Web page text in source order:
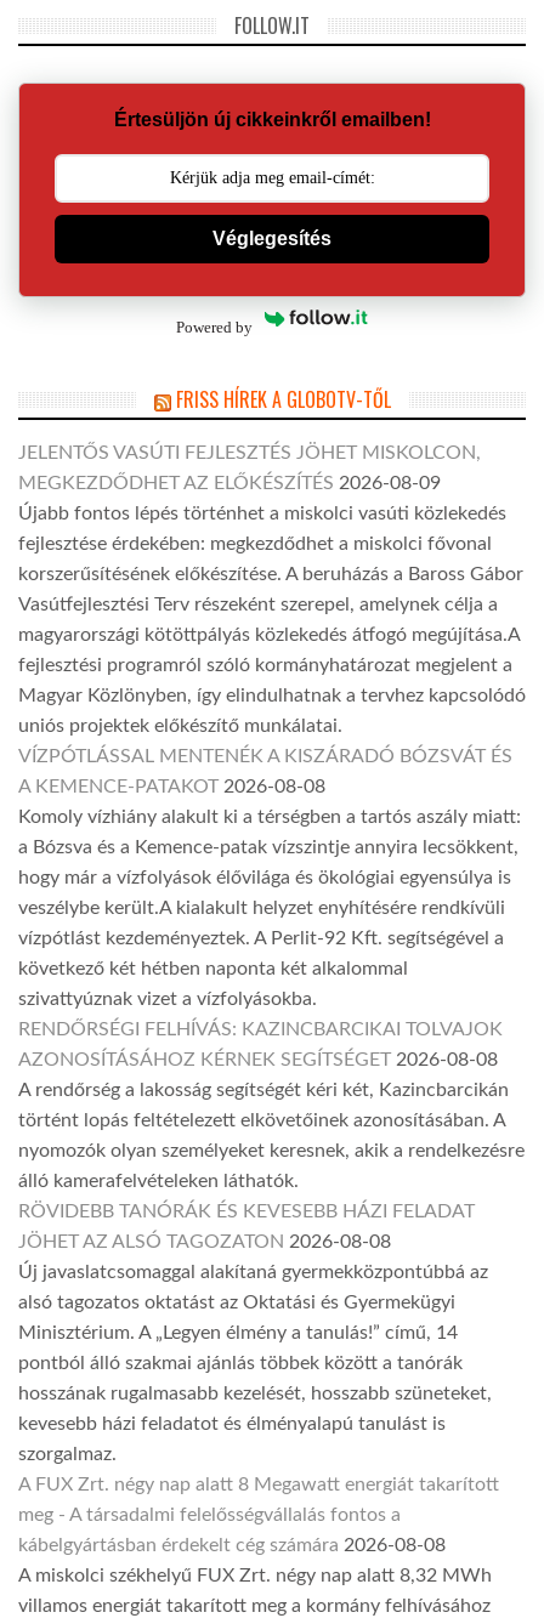
FOLLOW.IT
Értesüljön új cikkeinkről emailben!
Véglegesítés
Powered by
FRISS HÍREK A GLOBOTV-TŐL
JELENTŐS VASÚTI FEJLESZTÉS JÖHET MISKOLCON,
MEGKEZDŐDHET AZ ELŐKÉSZÍTÉS 2026-08-09
Újabb fontos lépés történhet a miskolci vasúti közlekedés
fejlesztése érdekében: megkezdődhet a miskolci fővonal
korszerűsítésének előkészítése. A beruházás a Baross Gábor
Vasútfejlesztési Terv részeként szerepel, amelynek célja a
magyarországi kötöttpályás közlekedés átfogó megújítása.A
fejlesztési programról szóló kormányhatározat megjelent a
Magyar Közlönyben, így elindulhatnak a tervhez kapcsolódó
uniós projektek előkészítő munkálatai.
VÍZPÓTLÁSSAL MENTENÉK A KISZÁRADÓ BÓZSVÁT ÉS
A KEMENCE-PATAKOT 2026-08-08
Komoly vízhiány alakult ki a térségben a tartós aszály miatt:
a Bózsva és a Kemence-patak vízszintje annyira lecsökkent,
hogy már a vízfolyások élővilága és ökológiai egyensúlya is
veszélybe került.A kialakult helyzet enyhítésére rendkívüli
vízpótlást kezdeményeztek. A Perlit-92 Kft. segítségével a
következő két hétben naponta két alkalommal
szivattyúznak vizet a vízfolyásokba.
RENDŐRSÉGI FELHÍVÁS: KAZINCBARCIKAI TOLVAJOK
AZONOSÍTÁSÁHOZ KÉRNEK SEGÍTSÉGET 2026-08-08
A rendőrség a lakosság segítségét kéri két, Kazincbarcikán
történt lopás feltételezett elkövetőinek azonosításában. A
nyomozók olyan személyeket keresnek, akik a rendelkezésre
álló kamerafelvételeken láthatók.
RÖVIDEBB TANÓRÁK ÉS KEVESEBB HÁZI FELADAT
JÖHET AZ ALSÓ TAGOZATON 2026-08-08
Új javaslatcsomaggal alakítaná gyermekközpontúbbá az
alsó tagozatos oktatást az Oktatási és Gyermekügyi
Minisztérium. A „Legyen élmény a tanulás!” című, 14
pontból álló szakmai ajánlás többek között a tanórák
hosszának rugalmasabb kezelését, hosszabb szüneteket,
kevesebb házi feladatot és élményalapú tanulást is
szorgalmaz.
A FUX Zrt. négy nap alatt 8 Megawatt energiát takarított
meg - A társadalmi felelősségvállalás fontos a
kábelgyártásban érdekelt cég számára 2026-08-08
A miskolci székhelyű FUX Zrt. négy nap alatt 8,32 MWh
villamos energiát takarított meg a kormány felhívásához